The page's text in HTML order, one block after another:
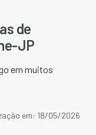
de
JP
em muitos
em: 18/05/2026